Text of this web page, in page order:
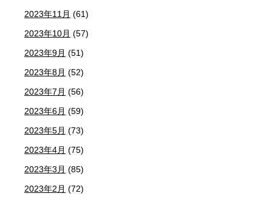
2023年11月 (61)
2023年10月 (57)
2023年9月 (51)
2023年8月 (52)
2023年7月 (56)
2023年6月 (59)
2023年5月 (73)
2023年4月 (75)
2023年3月 (85)
2023年2月 (72)